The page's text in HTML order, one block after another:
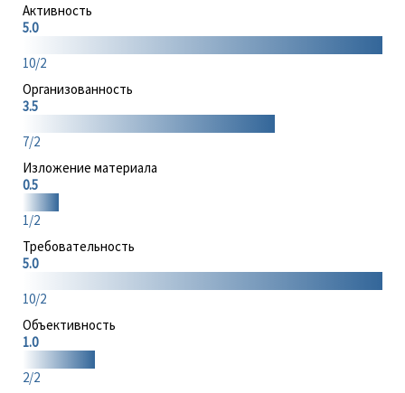
Активность
5.0
10/2
Организованность
3.5
7/2
Изложение материала
0.5
1/2
Требовательность
5.0
10/2
Объективность
1.0
2/2